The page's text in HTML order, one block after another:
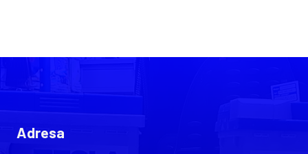
Adresa